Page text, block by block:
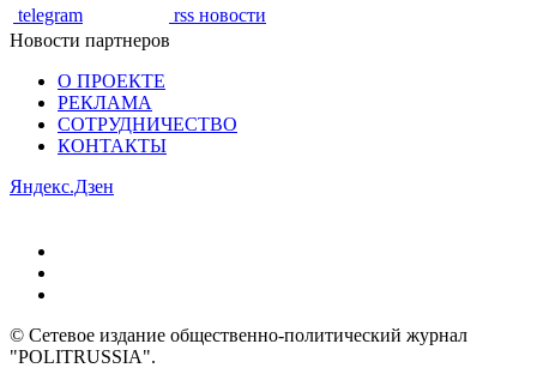
telegram
rss новости
Новости партнеров
О ПРОЕКТЕ
РЕКЛАМА
СОТРУДНИЧЕСТВО
КОНТАКТЫ
Яндекс.Дзен
© Сетевое издание общественно-политический журнал
"POLITRUSSIA".